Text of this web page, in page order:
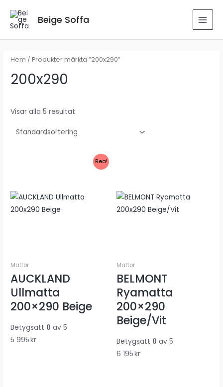
innehåll
Beige Soffa
Hem / Produkter märkta ”200x290”
200x290
Visar alla 5 resultat
Rea!
Mattor
AUCKLAND
Ullmatta
200×290 Beige
Betygsatt 0 av 5
5 995kr
Mattor
BELMONT
Ryamatta
200×290
Beige/Vit
Betygsatt 0 av 5
6 195kr